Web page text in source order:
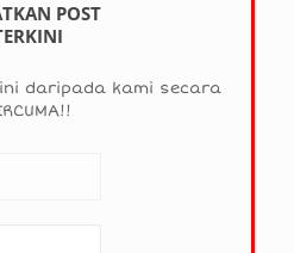
POST
daripada kami secara